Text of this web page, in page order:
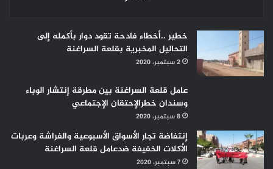
خطير ..أخطاء فادحة تقود دوار بأكمله إلى
التحاليل المخبرية بقلعة السراغنة
2 سبتمبر، 2020
عامل قلعة السراغنة بين مطرقة إنتشار الوباء
وسندان خطرالإحتقان الإجتماعي
8 سبتمبر، 2020
إنتفاضة تجار الأسواق الأسبوعية والفراشة وعربات
الأكلات الخفيفة ضدعامل قلعة السراغنة
7 سبتمبر، 2020